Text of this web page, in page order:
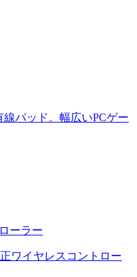
パッド。幅広いPCゲー
ーラー
ワイヤレスコントロー